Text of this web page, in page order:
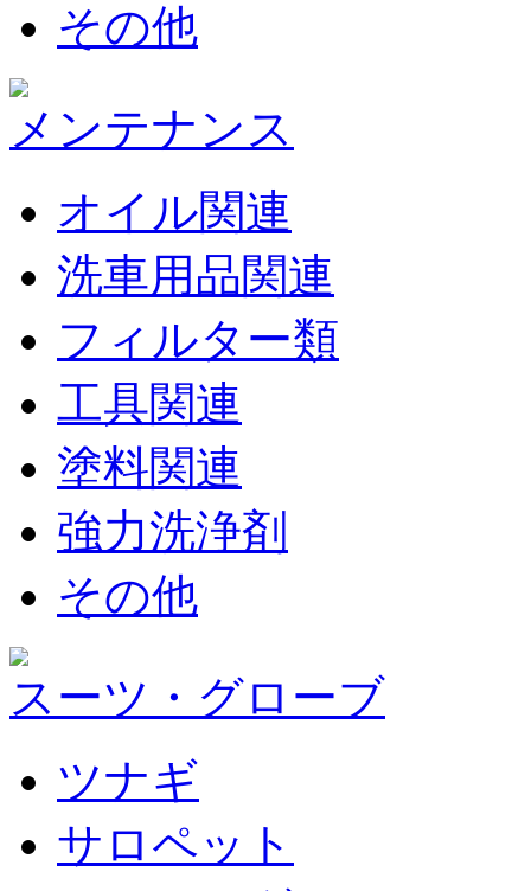
その他
メンテナンス
オイル関連
洗車用品関連
フィルター類
工具関連
塗料関連
強力洗浄剤
その他
スーツ・グローブ
ツナギ
サロペット